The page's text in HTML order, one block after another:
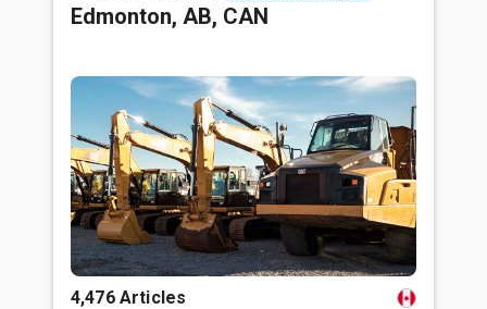
Edmonton, AB, CAN
4,476 Articles